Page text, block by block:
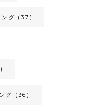
グ (37)
グ (36)